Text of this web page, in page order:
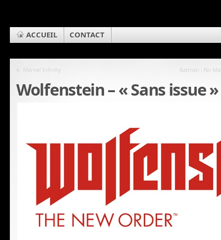
ACCUEIL CONTACT
« Marvel Infinity Batman : No
Wolfenstein – « Sans issue »